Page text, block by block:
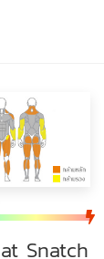
Snatch